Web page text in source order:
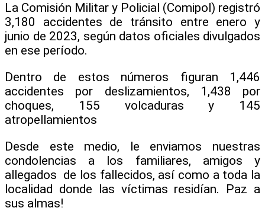
La Comisión Militar y Policial (Comipol) registró
3,180 accidentes de tránsito entre enero y
junio de 2023, según datos oficiales divulgados
en ese período.
Dentro de estos números figuran 1,446
accidentes por deslizamientos, 1,438 por
choques, 155 volcaduras y 145
atropellamientos
Desde este medio, le enviamos nuestras
condolencias a los familiares, amigos y
allegados de los fallecidos, así como a toda la
localidad donde las víctimas residían. Paz a
sus almas!